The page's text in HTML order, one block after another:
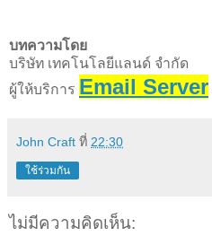
บทความโดย
บริษัท เทคโนโลยีแลนด์ จำกัด
ผู้ให้บริการ Email Server
John Craft ที่ 22:30
ใช้ร่วมกัน
ไม่มีความคิดเห็น: